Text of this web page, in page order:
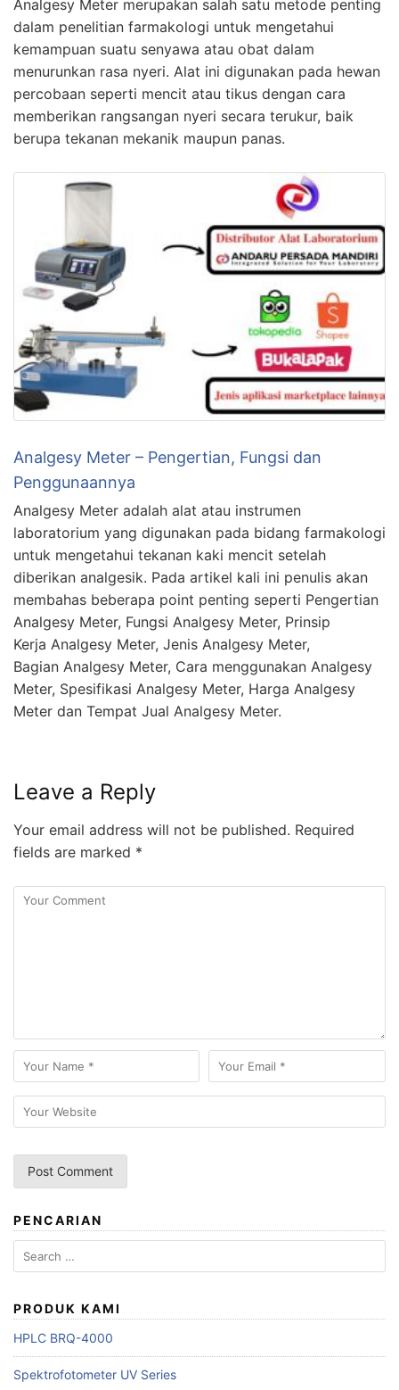
Analgesy Meter merupakan salah satu metode penting
dalam penelitian farmakologi untuk mengetahui
kemampuan suatu senyawa atau obat dalam
menurunkan rasa nyeri. Alat ini digunakan pada hewan
percobaan seperti mencit atau tikus dengan cara
memberikan rangsangan nyeri secara terukur, baik
berupa tekanan mekanik maupun panas.
Analgesy Meter – Pengertian, Fungsi dan
Penggunaannya
Analgesy Meter adalah alat atau instrumen
laboratorium yang digunakan pada bidang farmakologi
untuk mengetahui tekanan kaki mencit setelah
diberikan analgesik. Pada artikel kali ini penulis akan
membahas beberapa point penting seperti Pengertian
Analgesy Meter, Fungsi Analgesy Meter, Prinsip
Kerja Analgesy Meter, Jenis Analgesy Meter,
Bagian Analgesy Meter, Cara menggunakan Analgesy
Meter, Spesifikasi Analgesy Meter, Harga Analgesy
Meter dan Tempat Jual Analgesy Meter.
Leave a Reply
Your email address will not be published. Required
fields are marked *
PENCARIAN
Search
for:
PRODUK KAMI
HPLC BRQ-4000
Spektrofotometer UV Series